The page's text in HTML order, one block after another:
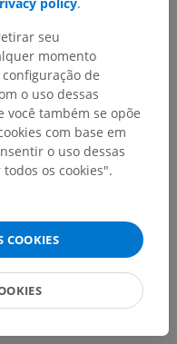
seu
momento
de
o uso dessas
você também se opõe
com base em
o uso dessas
os cookies".
COOKIES